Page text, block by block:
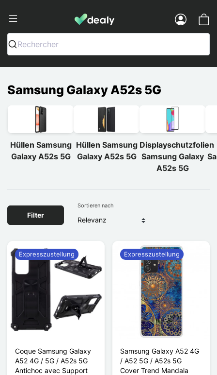
Dealy - Hüllen und Zubehör für
Rechercher
Samsung Galaxy A52s 5G
Hüllen Samsung
Galaxy A52s 5G
Hüllen Samsung
Galaxy A52s 5G
Displayschutzfolien
Samsung Galaxy
A52s 5G
Filter
Sortieren nach
Coque Samsung Galaxy
A52 4G / 5G / A52s 5G
Antichoc avec Support
Expresszustellung
Samsung Galaxy A52 4G
/ A52 5G / A52s 5G
Cover Trend Mandala
Expresszustellung